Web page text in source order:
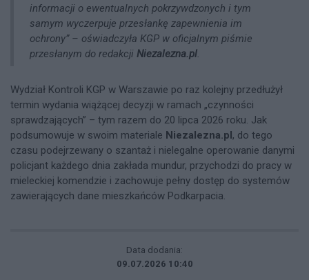
informacji o ewentualnych pokrzywdzonych i tym
samym wyczerpuje przesłankę zapewnienia im
ochrony” – oświadczyła KGP w oficjalnym piśmie
przesłanym do redakcji Niezalezna.pl.
Wydział Kontroli KGP w Warszawie po raz kolejny przedłużył
termin wydania wiążącej decyzji w ramach „czynności
sprawdzających” – tym razem do 20 lipca 2026 roku. Jak
podsumowuje w swoim materiale Niezalezna.pl, do tego
czasu podejrzewany o szantaż i nielegalne operowanie danymi
policjant każdego dnia zakłada mundur, przychodzi do pracy w
mieleckiej komendzie i zachowuje pełny dostęp do systemów
zawierających dane mieszkańców Podkarpacia.
Data dodania:
09.07.2026 10:40